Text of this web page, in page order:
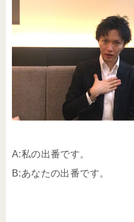
A:私の出番です。
B:あなたの出番です。